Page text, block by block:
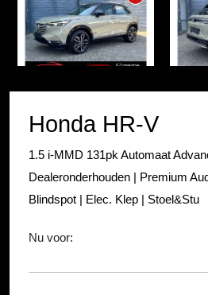
32
Item
1
Honda HR-V
1.5 i-MMD 131pk Automaat
Dealeronderhouden | Premium
Blindspot | Elec. Klep | Stoel&Stu
Nu voor: